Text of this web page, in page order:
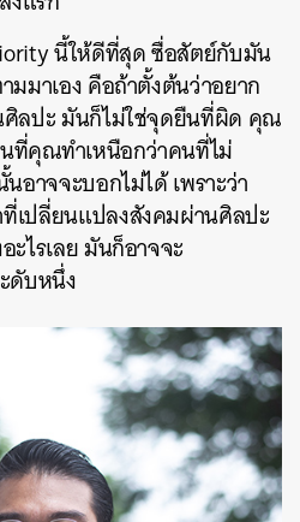
นี้ให้ดีที่สุด ซื่อสัตย์กับมัน
มาเอง คือถ้าตั้งต้นว่าอยาก
ลปะ มันก็ไม่ใช่จุดยืนที่ผิด คุณ
ที่คุณทำเหนือกว่าคนที่ไม่
อาจจะบอกไม่ได้ เพราะว่า
เปลี่ยนแปลงสังคมผ่านศิลปะ
ไรเลย มันก็อาจจะ
ดับหนึ่ง